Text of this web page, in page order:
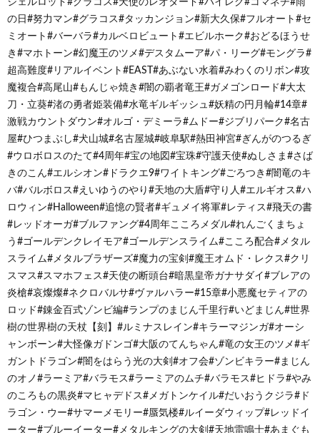
の日#努力マン#グラコス#タッカンジョン#新大久保#フルオート#セ
ミオート#バーバラ#カルベロビュート#エビルホーク#おどるほうせ
き#マホトーン#幻魔王のツメ#デスタムーア#パ・リーグ#モングラ#
超高難度#リアルイベント#EAST#あぶない水着#みわくのリボン#攻
魔複合#高尾山#もんじゃ焼き#闇の覇者竜王#ガメゴンロード#大太
刀・立葵#渚の勇者姫装備#水竜ギルギッシュ#妖精の円月輪#14章#
激戦カウントダウン#オルゴ・デミーラ#ムドー#ジブリパーク#名古
屋#ひつまぶし#犬山城#名古屋城#岐阜駅#熱田神宮#ぎんがのつるぎ
#ウロボロスのたて#4周年#宝の地図#宝珠#守護天使#ぬしさま#さば
きのこん#エルシオン#ドラクエ9#ワイトキング#ごろつき#闇竜のキ
バ#バルボロス#えいゆうのやり#天地の大盾#守り人#エルギオス#ハ
ロウィン#Halloween#追憶の賢者#ギュメイ将軍#レティス#飛天の書
#レッドオーガ#ブルファング#4周年こころメダル#れんごくまちょ
う#ゴールデンクレイモア#ゴールデンスライム#こころ配合#メタル
スライム#メタルブラザーズ#魔力の宝剣#魔王オムド・レクス#クリ
スマス#スマホフェス#天使の断頭台#暗黒皇帝ガナサダイ#ブレアの
炎槍#哀燦燦#ネクロバルサ#ヴァルハラー#15章#小悪魔セティアの
ロッド#錬金百式ゾンビ編#ランプのまじん千里行#いどまじん#世界
樹の世界樹の天杖【刻】#ルミナスレイン#キラーマジンガ#オーシ
ャンボーン#大怪像ガドンゴ#大阪のてんちゃん#竜の女王のツメ#ギ
ガントドラゴン#闇をはらう光の大剣#オフ会#ゾンビキラー#まじん
のオノ#ラーミア#バラモス#ラーミアのムチ#バラモス#ヒドラ#やみ
のころもの黒炎#マヒャデドス#メガトンケイル#だいおうクジラ#ド
ラゴン・ウー#サマーメモリー#蜃気楼#ルイーダウィップ#レッドイ
ーター#ブルーイーター#メタルキングの大剣#天地雷鳴士#あまぐも